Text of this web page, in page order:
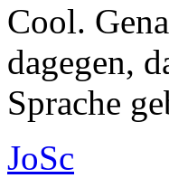
Cool.
dagegen,
Sprache
JoSc